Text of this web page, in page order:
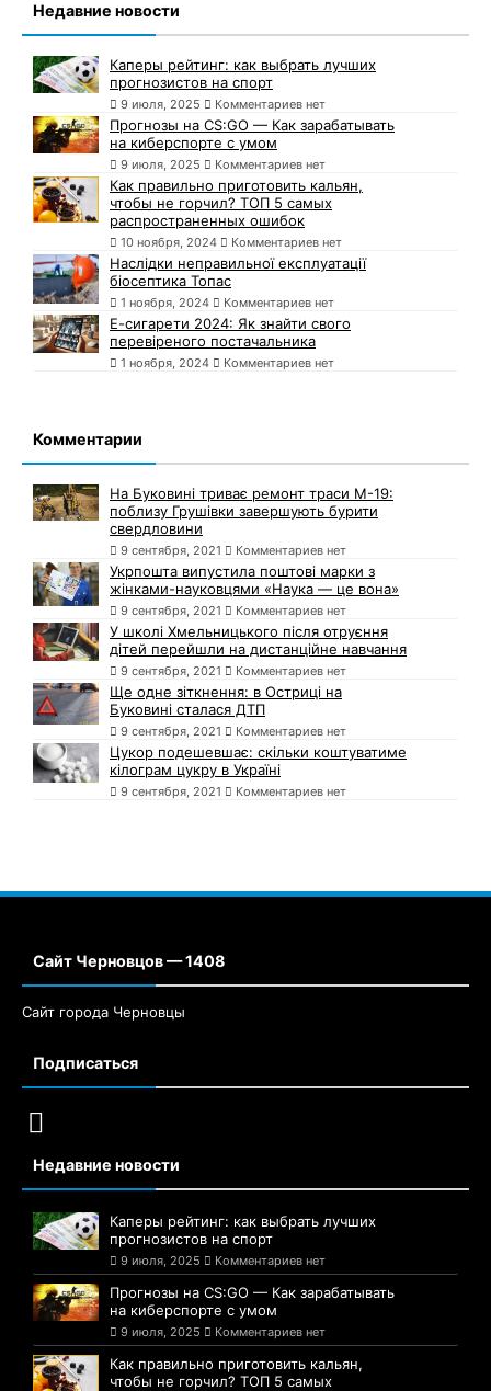
Недавние новости
Каперы рейтинг: как выбрать лучших
прогнозистов на спорт
9 июля, 2025 Комментариев нет
Прогнозы на CS:GO — Как зарабатывать
на киберспорте с умом
9 июля, 2025 Комментариев нет
Как правильно приготовить кальян,
чтобы не горчил? ТОП 5 самых
распространенных ошибок
10 ноября, 2024 Комментариев нет
Наслідки неправильної експлуатації
біосептика Топас
1 ноября, 2024 Комментариев нет
Е-сигарети 2024: Як знайти свого
перевіреного постачальника
1 ноября, 2024 Комментариев нет
Комментарии
На Буковині триває ремонт траси М-19:
поблизу Грушівки завершують бурити
свердловини
9 сентября, 2021 Комментариев нет
Укрпошта випустила поштові марки з
жінками-науковцями «Наука — це вона»
9 сентября, 2021 Комментариев нет
У школі Хмельницького після отруєння
дітей перейшли на дистанційне навчання
9 сентября, 2021 Комментариев нет
Ще одне зіткнення: в Остриці на
Буковині сталася ДТП
9 сентября, 2021 Комментариев нет
Цукор подешевшає: скільки коштуватиме
кілограм цукру в Україні
9 сентября, 2021 Комментариев нет
Сайт Черновцов — 1408
Сайт города Черновцы
Подписаться
Недавние новости
Каперы рейтинг: как выбрать лучших
прогнозистов на спорт
9 июля, 2025 Комментариев нет
Прогнозы на CS:GO — Как зарабатывать
на киберспорте с умом
9 июля, 2025 Комментариев нет
Как правильно приготовить кальян,
чтобы не горчил? ТОП 5 самых